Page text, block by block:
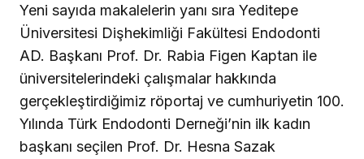
Yeni sayıda makalelerin yanı sıra Yeditepe
Üniversitesi Dişhekimliği Fakültesi Endodonti
AD. Başkanı Prof. Dr. Rabia Figen Kaptan ile
üniversitelerindeki çalışmalar hakkında
gerçekleştirdiğimiz röportaj ve cumhuriyetin 100.
Yılında Türk Endodonti Derneği’nin ilk kadın
başkanı seçilen Prof. Dr. Hesna Sazak